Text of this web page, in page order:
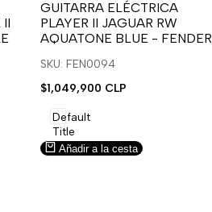
II
para
usar
la
lista
deseos.
para
usar
Compare
GUITARRA ELÉCTRICA
PLAYER II JAGUAR RW
AQUATONE BLUE - FENDER
SKU: FEN0094
Precio
venta
$1,049,900 CLP
Default
Title
Añadir a la cesta